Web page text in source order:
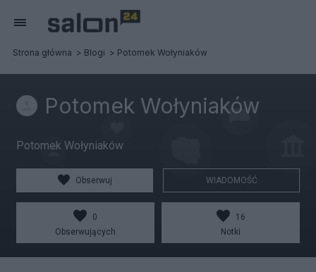
Strona główna Blogi Potomek Wołyniaków
Potomek Wołyniaków
Potomek Wołyniaków
Obserwuj WIADOMOŚĆ
0
Obserwujących
16
Notki